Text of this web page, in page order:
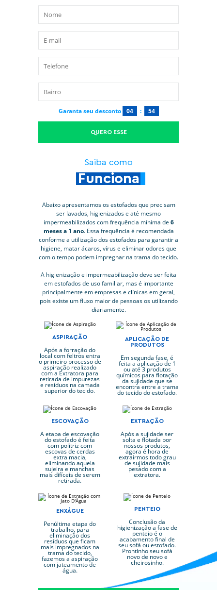
Garanta seu desconto 04 : 53
QUERO ESSE
Saiba como
Funciona
Abaixo apresentamos os estofados que precisam
ser lavados, higienizados e até mesmo
impermeabilizados com frequência mínima de 6
meses a 1 ano. Essa frequência é recomendada
conforme a utilização dos estofados para garantir a
higiene, matar ácaros, vírus e eliminar odores que
com o tempo podem impregnar na trama do tecido.
A higienização e impermeabilização deve ser feita
em estofados de uso familiar, mas é importante
principalmente em empresas e clínicas em geral,
pois existe um fluxo maior de pessoas os utilizando
diariamente.
ASPIRAÇÃO
Após a forração do
local com feltros entra
o primeiro processo de
aspiração realizado
com a Extratora para
retirada de impurezas
e resíduos na camada
superior do tecido.
APLICAÇÃO DE
PRODUTOS
Em segunda fase, é
feita a aplicação de 1
ou até 3 produtos
químicos para flotação
da sujidade que se
encontra entre a trama
do tecido do estofado.
ESCOVAÇÃO
A etapa de escovação
do estofado é feita
com politriz com
escovas de cerdas
extra macia,
eliminando aquela
sujeira e manchas
mais difíceis de serem
retirada.
EXTRAÇÃO
Após a sujidade ser
solta e flotada por
nossos produtos,
agora é hora de
extrairmos todo grau
de sujidade mais
pesado com a
extratora.
ENXÁGUE
Penúltima etapa do
trabalho, para
eliminação dos
resíduos que ficam
mais impregnados na
trama do tecido,
fazemos a aspiração
com jateamento de
água.
PENTEIO
Conclusão da
higienização a fase de
penteio é o
acabamento final de
seu sofá ou estofado.
Prontinho seu sofá
novo de novo e
cheirosinho.